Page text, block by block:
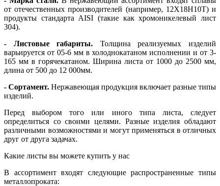
от отечественных производителей (например, 12Х18Н10Т) и
продукты стандарта AISI (такие как хромоникелевый лист
304).
-
Листовые габариты. Толщина реализуемых изделий
варьируется от 05-6 мм в холоднокатаном исполнении и от 3-
165 мм в горячекатаном. Ширина листа от 1000 до 2500 мм,
длина от 500 до 12 000мм.
- Сортамент. Нержавеющая продукция включает разные типы
изделий.
Перед выбором того или иного типа листа, следует
определиться со своими целями. Разные изделия обладают
различными возможностями и могут применяться в отличных
друг от друга задачах.
Какие листы вы можете купить у нас
В ассортимент входят следующие распространенные типы
металлопроката: